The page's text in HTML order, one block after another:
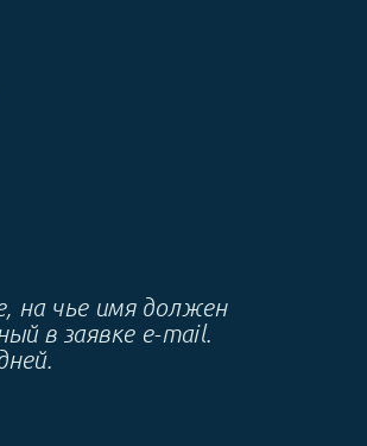
на чье имя должен
в заявке e-mail.